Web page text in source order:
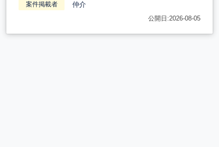
案件掲載者 仲介
公開日:2026-08-05